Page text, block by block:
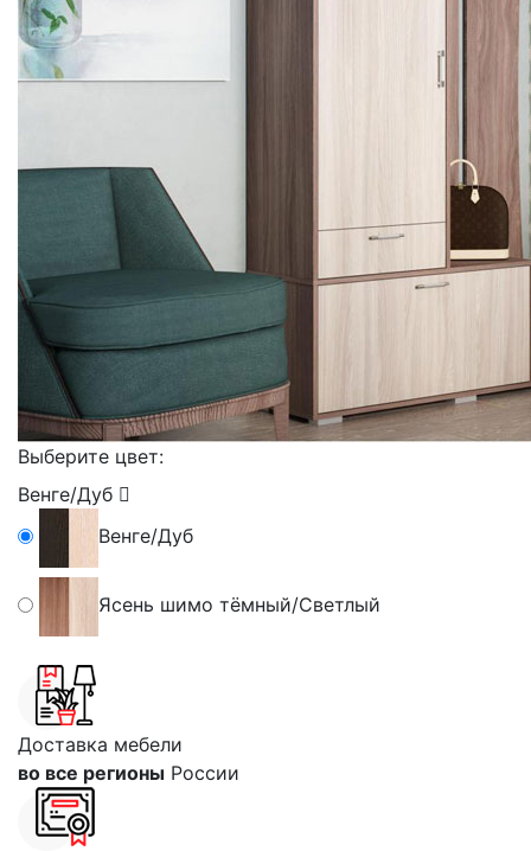
Выберите цвет:
Венге/Дуб
Венге/Дуб
Ясень шимо тёмный/Светлый
Доставка мебели
во все регионы России